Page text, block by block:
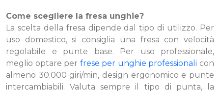
Come scegliere la fresa unghie?
La scelta della fresa dipende dal tipo di utilizzo. Per
uso domestico, si consiglia una fresa con velocità
regolabile e punte base. Per uso professionale,
meglio optare per frese per unghie professionali con
almeno 30.000 giri/min, design ergonomico e punte
intercambiabili. Valuta sempre il tipo di punta, la